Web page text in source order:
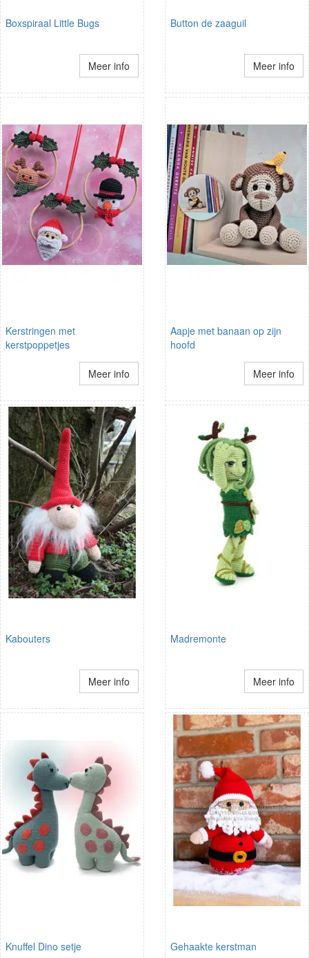
Boxspiraal Little Bugs
Meer info
Button de zaaguil
Meer info
Kerstringen met
kerstpoppetjes
Meer info
Aapje met banaan op zijn
hoofd
Meer info
Kabouters
Meer info
Madremonte
Meer info
Knuffel Dino setje Gehaakte kerstman